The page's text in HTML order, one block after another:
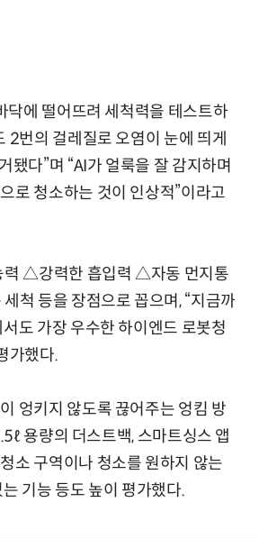
닥에 떨어뜨려 세척력을 테스트하
2번의 걸레질로 오염이 눈에 띄게
됐다”며 “AI가 얼룩을 잘 감지하며
로 청소하는 것이 인상적”이라고
△강력한 흡입력 △자동 먼지통
척 등을 장점으로 꼽으며, “지금까
도 가장 우수한 하이엔드 로봇청
가했다.
엉키지 않도록 끊어주는 엉킴 방
용량의 더스트백, 스마트싱스 앱
소 구역이나 청소를 원하지 않는
기능 등도 높이 평가했다.